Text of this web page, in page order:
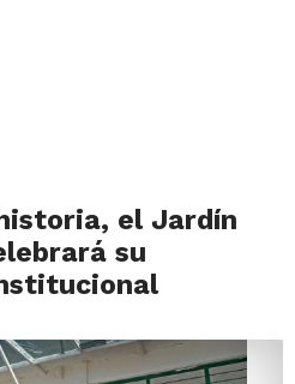
el Jardín
su